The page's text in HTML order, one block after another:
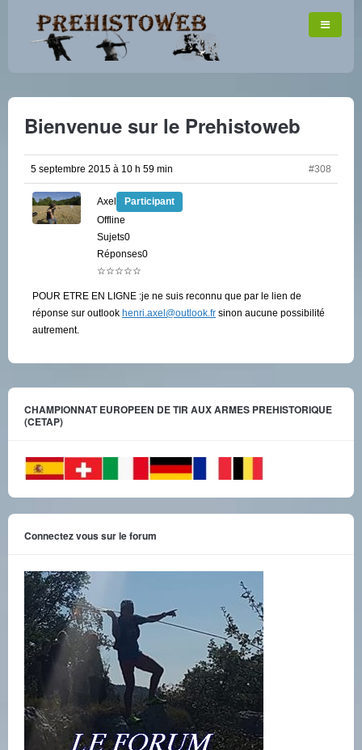
Bienvenue sur le Prehistoweb
5 septembre 2015 à 10 h 59 min #308
Axel
Participant
Offline
Sujets0
Réponses0
☆☆☆☆☆
POUR ETRE EN LIGNE :je ne suis reconnu que par le lien de
réponse sur outlook henri.axel@outlook.fr sinon aucune possibilité
autrement.
CHAMPIONNAT EUROPEEN DE TIR AUX ARMES PREHISTORIQUE
(CETAP)
Connectez vous sur le forum